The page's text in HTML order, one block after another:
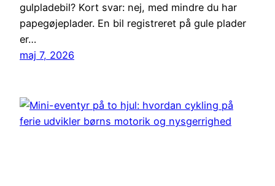
gulpladebil? Kort svar: nej, med mindre du har
papegøjeplader. En bil registreret på gule plader
er…
maj 7, 2026